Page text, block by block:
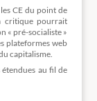
CE du point de
critique pourrait
« pré-socialiste »
plateformes web
capitalisme.
au fil de